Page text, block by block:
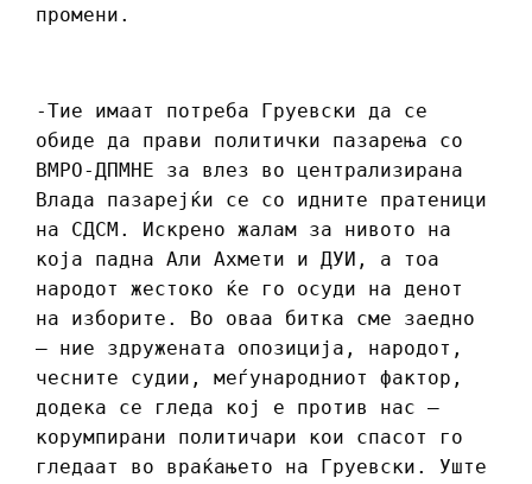
промени.
-Тие имаат потреба Груевски да се
обиде да прави политички пазарења со
ВМРО-ДПМНЕ за влез во централизирана
Влада пазарејќи се со идните пратеници
на СДСМ. Искрено жалам за нивото на
која падна Али Ахмети и ДУИ, а тоа
народот жестоко ќе го осуди на денот
на изборите. Во оваа битка сме заедно
– ние здружената опозиција, народот,
чесните судии, меѓународниот фактор,
додека се гледа кој е против нас –
корумпирани политичари кои спасот го
гледаат во враќањето на Груевски. Уште